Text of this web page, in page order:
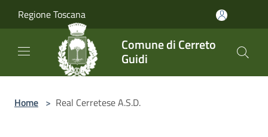
Regione Toscana
Comune di Cerreto
Guidi
Home > Real Cerretese A.S.D.